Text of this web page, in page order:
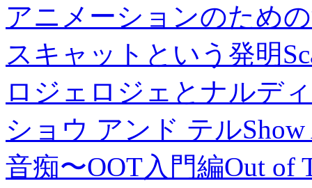
アニメーションのため
スキャットという発明
ロジェロジェとナルデ
ショウ アンド テル
音痴〜OOT入門編Out of